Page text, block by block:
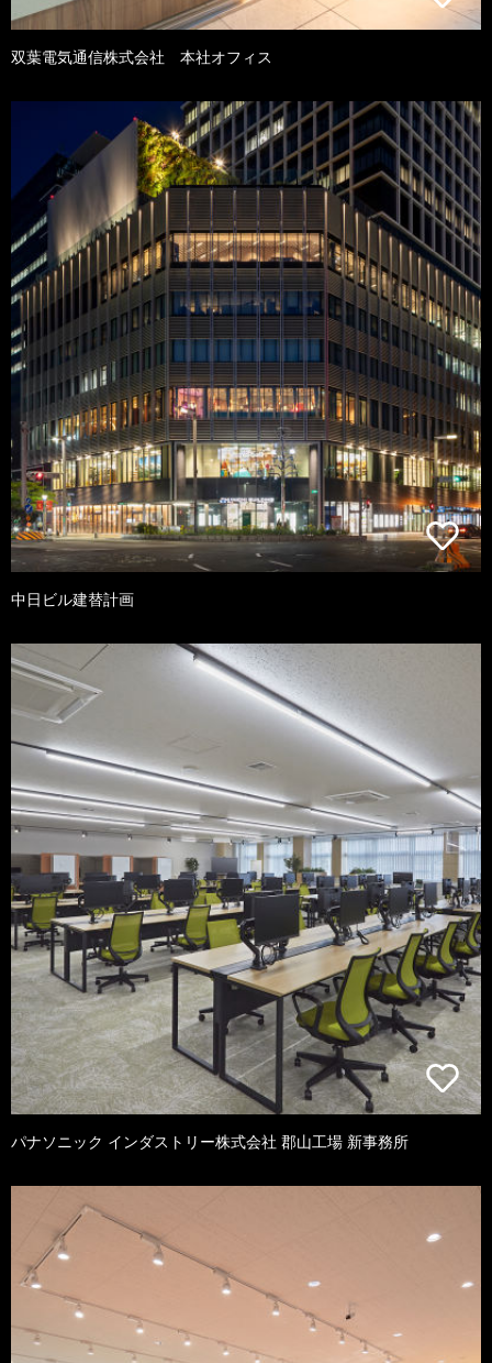
双葉電気通信株式会社 本社オフィス
中日ビル建替計画
パナソニック インダストリー株式会社 郡山工場 新事務所